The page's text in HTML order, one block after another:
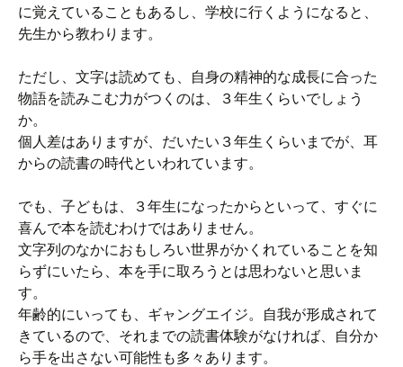
に覚えていることもあるし、学校に行くようになると、
先生から教わります。
ただし、文字は読めても、自身の精神的な成長に合った
物語を読みこむ力がつくのは、３年生くらいでしょう
か。
個人差はありますが、だいたい３年生くらいまでが、耳
からの読書の時代といわれています。
でも、子どもは、３年生になったからといって、すぐに
喜んで本を読むわけではありません。
文字列のなかにおもしろい世界がかくれていることを知
らずにいたら、本を手に取ろうとは思わないと思いま
す。
年齢的にいっても、ギャングエイジ。自我が形成されて
きているので、それまでの読書体験がなければ、自分か
ら手を出さない可能性も多々あります。